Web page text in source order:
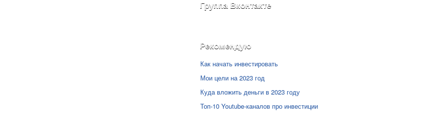
Группа Вконтакте
Рекомендую
Как начать инвестировать
Мои цели на 2023 год
Куда вложить деньги в 2023 году
Топ-10 Youtube-каналов про инвестиции